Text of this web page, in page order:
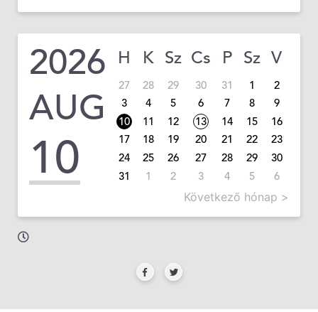
2026
AUG
10
H K Sz Cs P Sz V
27 28 29 30 31 1
2
3
4 5 6 7 8
9
10
11 12 13 14 15
16
17
18 19 20 21 22
23
24
25 26 27 28 29
30
31
1 2 3 4 5 6
Következő hónap >